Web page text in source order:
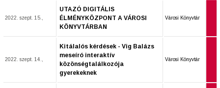
2022. szept. 15.,
UTAZÓ DIGITÁLIS
ÉLMÉNYKÖZPONT A VÁROSI
KÖNYVTÁRBAN
Városi Könyvtár
2022. szept. 14.,
Kitálalós kérdések - Vig Balázs
meseíró interaktív
közönségtalálkozója
gyerekeknek
Városi Könyvtár